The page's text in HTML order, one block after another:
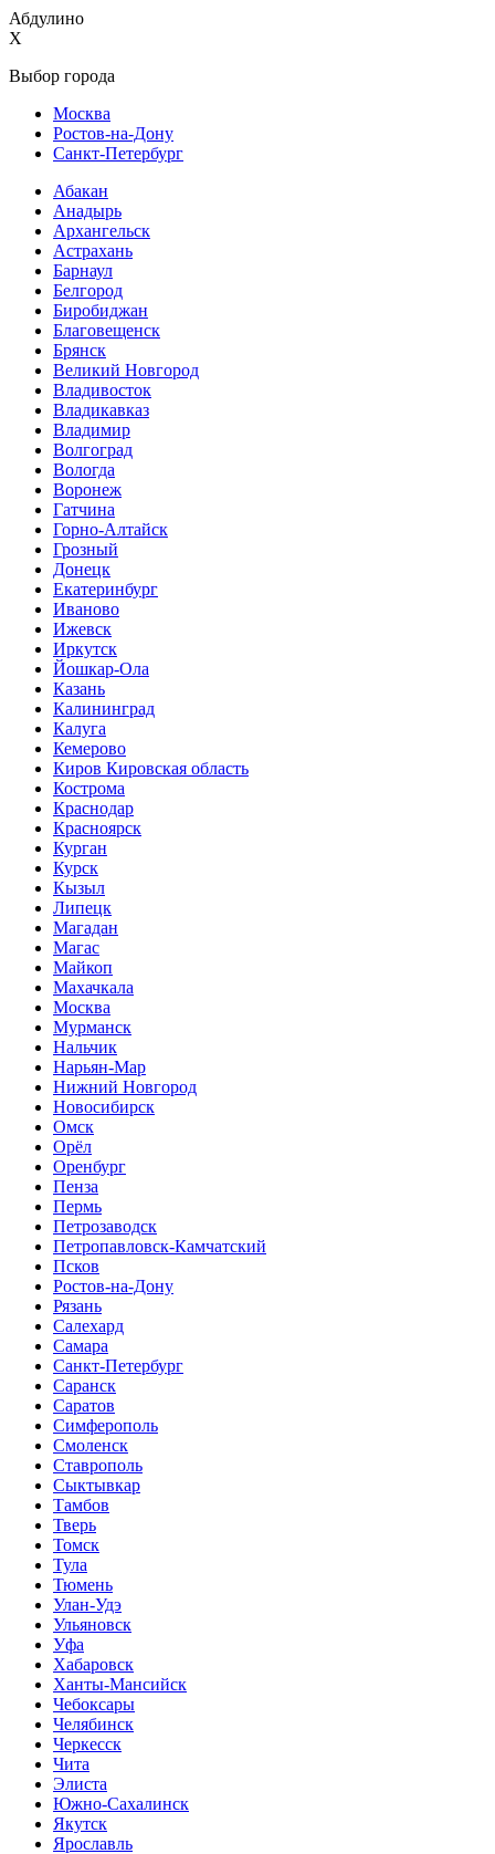
Абдулино
X
Выбор города
Москва
Ростов-на-Дону
Санкт-Петербург
Абакан
Анадырь
Архангельск
Астрахань
Барнаул
Белгород
Биробиджан
Благовещенск
Брянск
Великий Новгород
Владивосток
Владикавказ
Владимир
Волгоград
Вологда
Воронеж
Гатчина
Горно-Алтайск
Грозный
Донецк
Екатеринбург
Иваново
Ижевск
Иркутск
Йошкар-Ола
Казань
Калининград
Калуга
Кемерово
Киров Кировская область
Кострома
Краснодар
Красноярск
Курган
Курск
Кызыл
Липецк
Магадан
Магас
Майкоп
Махачкала
Москва
Мурманск
Нальчик
Нарьян-Мар
Нижний Новгород
Новосибирск
Омск
Орёл
Оренбург
Пенза
Пермь
Петрозаводск
Петропавловск-Камчатский
Псков
Ростов-на-Дону
Рязань
Салехард
Самара
Санкт-Петербург
Саранск
Саратов
Симферополь
Смоленск
Ставрополь
Сыктывкар
Тамбов
Тверь
Томск
Тула
Тюмень
Улан-Удэ
Ульяновск
Уфа
Хабаровск
Ханты-Мансийск
Чебоксары
Челябинск
Черкесск
Чита
Элиста
Южно-Сахалинск
Якутск
Ярославль